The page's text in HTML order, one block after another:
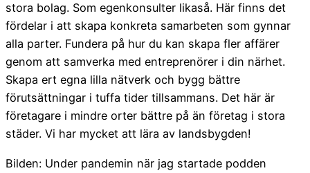
stora bolag. Som egenkonsulter likaså. Här finns det
fördelar i att skapa konkreta samarbeten som gynnar
alla parter. Fundera på hur du kan skapa fler affärer
genom att samverka med entreprenörer i din närhet.
Skapa ert egna lilla nätverk och bygg bättre
förutsättningar i tuffa tider tillsammans. Det här är
företagare i mindre orter bättre på än företag i stora
städer. Vi har mycket att lära av landsbygden!
Bilden: Under pandemin när jag startade podden